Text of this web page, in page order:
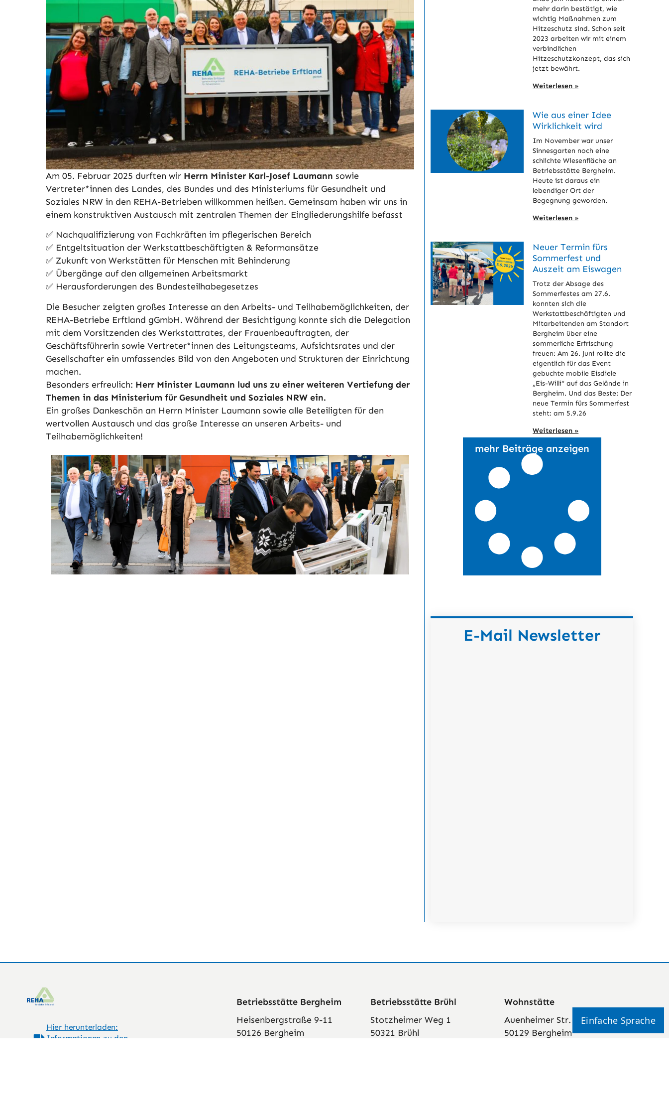
Am 05. Februar 2025 durften wir Herrn Minister Karl-Josef Laumann sowie
Vertreter*innen des Landes, des Bundes und des Ministeriums für Gesundheit und
Soziales NRW in den REHA-Betrieben willkommen heißen. Gemeinsam haben wir uns in
einem konstruktiven Austausch mit zentralen Themen der Eingliederungshilfe befasst
✅ Nachqualifizierung von Fachkräften im pflegerischen Bereich
✅ Entgeltsituation der Werkstattbeschäftigten & Reformansätze
✅ Zukunft von Werkstätten für Menschen mit Behinderung
✅ Übergänge auf den allgemeinen Arbeitsmarkt
✅ Herausforderungen des Bundesteilhabegesetzes
Die Besucher zeigten großes Interesse an den Arbeits- und Teilhabemöglichkeiten, der
REHA-Betriebe Erftland gGmbH. Während der Besichtigung konnte sich die Delegation
mit dem Vorsitzenden des Werkstattrates, der Frauenbeauftragten, der
Geschäftsführerin sowie Vertreter*innen des Leitungsteams, Aufsichtsrates und der
Gesellschafter ein umfassendes Bild von den Angeboten und Strukturen der Einrichtung
machen.
Besonders erfreulich: Herr Minister Laumann lud uns zu einer weiteren Vertiefung der
Themen in das Ministerium für Gesundheit und Soziales NRW ein.
Ein großes Dankeschön an Herrn Minister Laumann sowie alle Beteiligten für den
wertvollen Austausch und das große Interesse an unseren Arbeits- und
Teilhabemöglichkeiten!
mehr darin bestätigt, wie
wichtig Maßnahmen zum
Hitzeschutz sind. Schon seit
2023 arbeiten wir mit einem
verbindlichen
Hitzeschutzkonzept, das sich
jetzt bewährt.
Weiterlesen »
Wie aus einer Idee
Wirklichkeit wird
Im November war unser
Sinnesgarten noch eine
schlichte Wiesenfläche an
Betriebsstätte Bergheim.
Heute ist daraus ein
lebendiger Ort der
Begegnung geworden.
Weiterlesen »
Neuer Termin fürs
Sommerfest und
Auszeit am Eiswagen
Trotz der Absage des
Sommerfestes am 27.6.
konnten sich die
Werkstattbeschäftigten und
Mitarbeitenden am Standort
Bergheim über eine
sommerliche Erfrischung
freuen: Am 26. Juni rollte die
eigentlich für das Event
gebuchte mobile Eisdiele
„Eis-Willi“ auf das Gelände in
Bergheim. Und das Beste: Der
neue Termin fürs Sommerfest
steht: am 5.9.26
Weiterlesen »
mehr Beiträge anzeigen
E-Mail Newsletter
Hier herunterladen:
Informationen zu den
Betriebsstätte Bergheim
Heisenbergstraße 9-11
50126 Bergheim
Betriebsstätte Brühl
Stotzheimer Weg 1
50321 Brühl
Wohnstätte
Auenheimer Str. 5A
50129 Bergheim